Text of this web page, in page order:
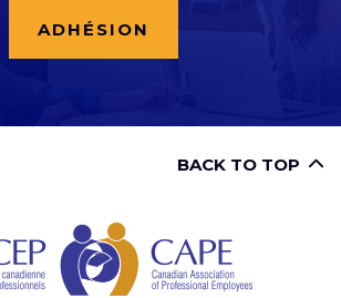
ADHÉSION
BACK TO TOP